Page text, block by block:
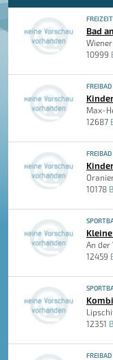
Bad
10999
FREIBAD
Max-
12687
FREIBAD
10178
An der
12459
12351
FREIBAD